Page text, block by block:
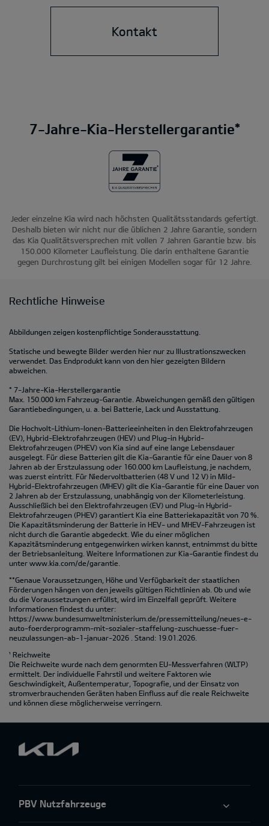
Kontakt
7-Jahre-Kia-Herstellergarantie*
Jeder einzelne Kia wird nach höchsten Qualitätsstandards gefertigt.
Deshalb bieten wir nicht nur die üblichen 2 Jahre Garantie, sondern
das Kia Qualitätsversprechen mit vollen 7 Jahren Garantie bzw. bis
150.000 Kilometer Laufleistung. Die darin enthaltene Garantie
gegen Durchrostung gilt bei einigen Modellen sogar für 12 Jahre.
Rechtliche Hinweise
Abbildungen zeigen kostenpflichtige Sonderausstattung.
Statische und bewegte Bilder werden hier nur zu Illustrationszwecken
verwendet. Das Endprodukt kann von den hier gezeigten Bildern
abweichen.
* 7-Jahre-Kia-Herstellergarantie
Max. 150.000 km Fahrzeug-Garantie. Abweichungen gemäß den gültigen
Garantiebedingungen, u. a. bei Batterie, Lack und Ausstattung.
Die Hochvolt-Lithium-Ionen-Batterieeinheiten in den Elektrofahrzeugen
(EV), Hybrid-Elektrofahrzeugen (HEV) und Plug-in Hybrid-
Elektrofahrzeugen (PHEV) von Kia sind auf eine lange Lebensdauer
ausgelegt. Für diese Batterien gilt die Kia-Garantie für eine Dauer von 8
Jahren ab der Erstzulassung oder 160.000 km Laufleistung, je nachdem,
was zuerst eintritt. Für Niedervoltbatterien (48 V und 12 V) in Mild-
Hybrid-Elektrofahrzeugen (MHEV) gilt die Kia-Garantie für eine Dauer von
2 Jahren ab der Erstzulassung, unabhängig von der Kilometerleistung.
Ausschließlich bei den Elektrofahrzeugen (EV) und Plug-in Hybrid-
Elektrofahrzeugen (PHEV) garantiert Kia eine Batteriekapazität von 70 %.
Die Kapazitätsminderung der Batterie in HEV- und MHEV-Fahrzeugen ist
nicht durch die Garantie abgedeckt. Wie du einer möglichen
Kapazitätsminderung entgegenwirken wirken kannst, entnimmst du bitte
der Betriebsanleitung. Weitere Informationen zur Kia-Garantie findest du
unter www.kia.com/de/garantie.
**Genaue Voraussetzungen, Höhe und Verfügbarkeit der staatlichen
Förderungen hängen von den jeweils gültigen Richtlinien ab. Ob und wie
du die Voraussetzungen erfüllst, wird im Einzelfall geprüft. Weitere
Informationen findest du unter:
https://www.bundesumweltministerium.de/pressemitteilung/neues-e-
auto-foerderprogramm-mit-sozialer-staffelung-zuschuesse-fuer-
neuzulassungen-ab-1-januar-2026 . Stand: 19.01.2026.
¹ Reichweite
Die Reichweite wurde nach dem genormten EU-Messverfahren (WLTP)
ermittelt. Der individuelle Fahrstil und weitere Faktoren wie
Geschwindigkeit, Außentemperatur, Topografie‚ und der Einsatz von
stromverbrauchenden Geräten haben Einfluss auf die reale Reichweite
und können diese möglicherweise verringern.
PBV Nutzfahrzeuge